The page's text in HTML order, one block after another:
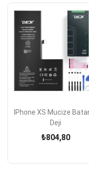
IPhone XS Mucize
Deji
₺804,80